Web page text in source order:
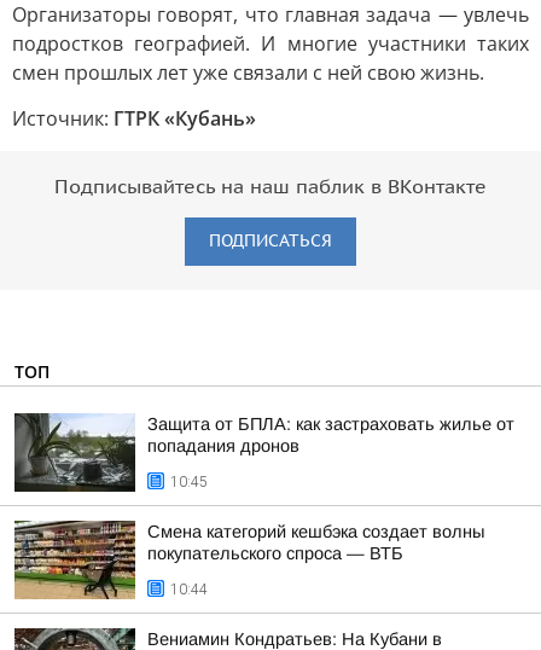
Организаторы говорят, что главная задача — увлечь
подростков географией. И многие участники таких
смен прошлых лет уже связали с ней свою жизнь.
Источник: ГТРК «Кубань»
Подписывайтесь на наш паблик в ВКонтакте
ПОДПИСАТЬСЯ
ТОП
Защита от БПЛА: как застраховать жилье от
попадания дронов
10:45
Смена категорий кешбэка создает волны
покупательского спроса — ВТБ
10:44
Вениамин Кондратьев: На Кубани в